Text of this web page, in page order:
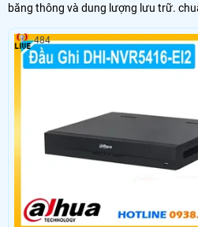
băng thông và dung lượng lưu trữ.
484